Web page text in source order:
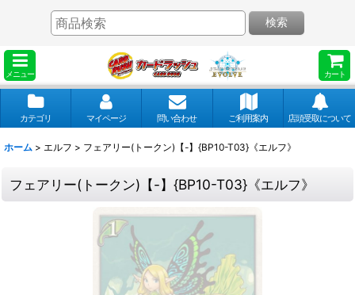
メニュー カート
検索
カテゴリ マイページ 問い合わせ ご利用案内 店頭受取について
ホーム > エルフ > フェアリー(トークン)【-】{BP10-T03}《エルフ》
フェアリー(トークン)【-】{BP10-T03}《エルフ》